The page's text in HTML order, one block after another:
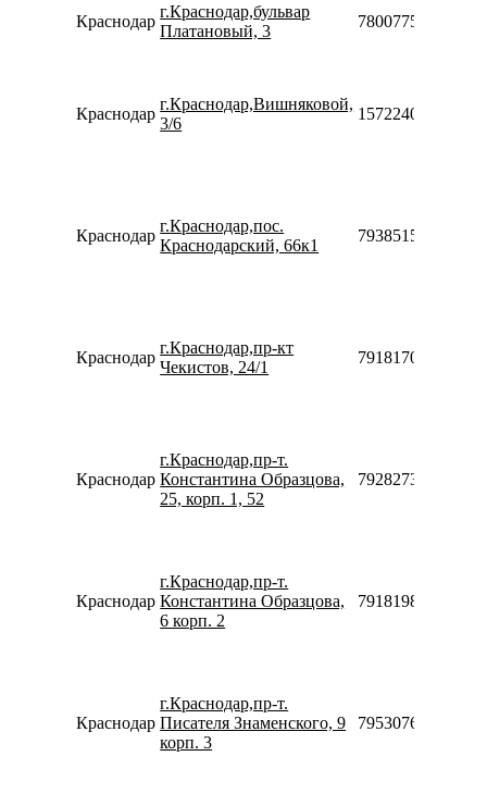
Краснодар
г.Краснодар,бульвар
Платановый, 3
78007753553
Краснодар
г.Краснодар,Вишняковой,
3/6
Краснодар
г.Краснодар,пос.
Краснодарский, 66к1
79385155720
Краснодар
г.Краснодар,пр-кт
Чекистов, 24/1
79181700764
Краснодар
г.Краснодар,пр-т.
Константина Образцова,
25, корп. 1, 52
79282738448
Краснодар
г.Краснодар,пр-т.
Константина Образцова,
6 корп. 2
79181981650
Краснодар
г.Краснодар,пр-т.
Писателя Знаменского, 9
корп. 3
79530763080